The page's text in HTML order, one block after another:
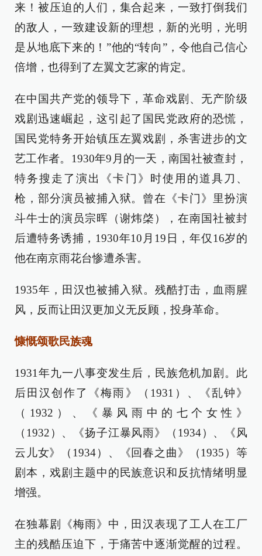
来！被压迫的人们，集合起来，一致打倒我们
的敌人，一致建设新的理想，新的光明，光明
是从地底下来的！”他的“转向”，令他自己信心
倍增，也得到了左翼文艺家的肯定。
在中国共产党的领导下，革命戏剧、无产阶级
戏剧迅速崛起，这引起了国民党政府的恐慌，
国民党特务开始镇压左翼戏剧，杀害进步的文
艺工作者。1930年9月的一天，南国社被查封，
特务搜走了演出《卡门》时使用的道具刀、
枪，部分演员被捕入狱。曾在《卡门》里扮演
斗牛士的演员宗晖（谢炜棨），在南国社被封
后遭特务诱捕，1930年10月19日，年仅16岁的
他在南京雨花台惨遭杀害。
1935年，田汉也被捕入狱。残酷打击，血雨腥
风，反而让田汉更加义无反顾，投身革命。
慷慨颂歌民族魂
1931年九一八事变发生后，民族危机加剧。此
后田汉创作了《梅雨》（1931）、《乱钟》
（1932）、《暴风雨中的七个女性》
（1932）、《扬子江暴风雨》（1934）、《风
云儿女》（1934）、《回春之曲》（1935）等
剧本，戏剧主题中的民族意识和反抗情绪明显
增强。
在独幕剧《梅雨》中，田汉表现了工人在工厂
主的残酷压迫下，于痛苦中逐渐觉醒的过程。